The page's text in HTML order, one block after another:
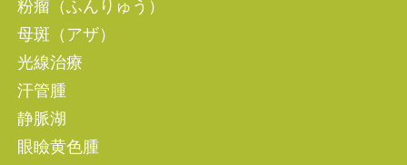
粉瘤（ふんりゅう）
母斑（アザ）
光線治療
汗管腫
静脈湖
眼瞼黄色腫